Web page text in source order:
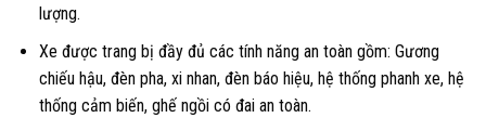
lượng.
Xe được trang bị đầy đủ các tính năng an toàn gồm: Gương
chiếu hậu, đèn pha, xi nhan, đèn báo hiệu, hệ thống phanh xe, hệ
thống cảm biến, ghế ngồi có đai an toàn.